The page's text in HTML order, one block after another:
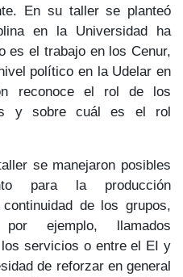
En su taller se planteó
en la Universidad ha
es el trabajo en los Cenur,
político en la Udelar en
reconoce el rol de los
y sobre cuál es el rol
se manejaron posibles
para la producción
de los grupos,
ejemplo, llamados
servicios o entre el EI y
de reforzar en general